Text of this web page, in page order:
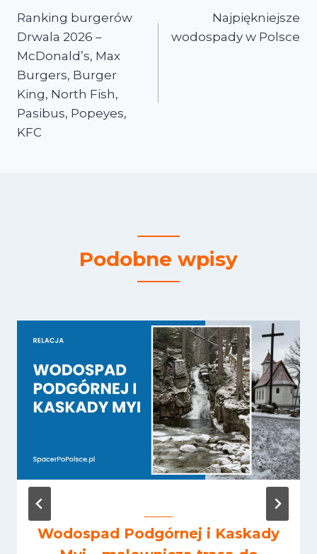
Nawigacja
wpisu
Ranking burgerów
Drwala 2026 –
McDonald’s, Max
Burgers, Burger
King, North Fish,
Pasibus, Popeyes,
KFC
Najpiękniejsze
wodospady w Polsce
Podobne wpisy
Wodospad Podgórnej i Kaskady